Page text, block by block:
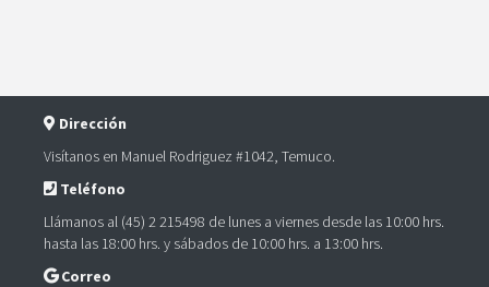
Dirección
Visítanos en Manuel Rodriguez #1042, Temuco.
Teléfono
Llámanos al (45) 2 215498 de lunes a viernes desde las 10:00 hrs.
hasta las 18:00 hrs. y sábados de 10:00 hrs. a 13:00 hrs.
Correo